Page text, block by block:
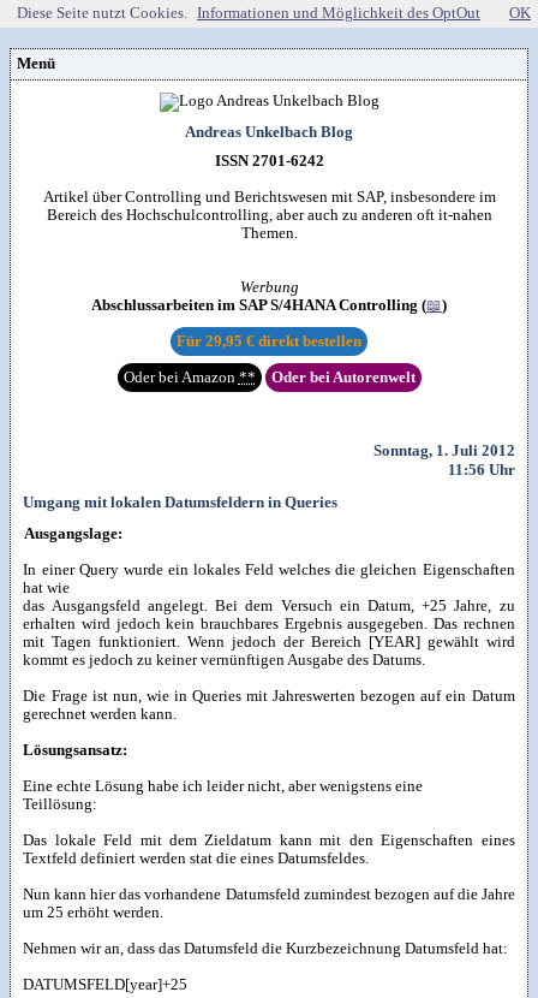
Menü
unkelbach.expert
Internet (149)
Office (90)
Apps für Android
Webempfehlungen
Workshop & Seminar
Autorenleben
Weitere Projekte
Datenschutzerklärung
Andreas Unkelbach Blog
ISSN 2701-6242
Artikel über Controlling und Berichtswesen mit SAP, insbesondere im
Bereich des Hochschulcontrolling, aber auch zu anderen oft it-nahen
Themen.
Werbung
Abschlussarbeiten im SAP S/4HANA Controlling (📖)
Für 29,95 € direkt bestellen
Oder bei Amazon ** Oder bei Autorenwelt
Sonntag, 1. Juli 2012
11:56 Uhr
Umgang mit lokalen Datumsfeldern in Queries
Ausgangslage:
In einer Query wurde ein lokales Feld welches die gleichen Eigenschaften
hat wie
das Ausgangsfeld angelegt. Bei dem Versuch ein Datum, +25 Jahre, zu
erhalten wird jedoch kein brauchbares Ergebnis ausgegeben. Das rechnen
mit Tagen funktioniert. Wenn jedoch der Bereich [YEAR] gewählt wird
kommt es jedoch zu keiner vernünftigen Ausgabe des Datums.
Die Frage ist nun, wie in Queries mit Jahreswerten bezogen auf ein Datum
gerechnet werden kann.
Lösungsansatz:
Eine echte Lösung habe ich leider nicht, aber wenigstens eine
Teillösung:
Das lokale Feld mit dem Zieldatum kann mit den Eigenschaften eines
Textfeld definiert werden stat die eines Datumsfeldes.
Nun kann hier das vorhandene Datumsfeld zumindest bezogen auf die Jahre
um 25 erhöht werden.
Nehmen wir an, dass das Datumsfeld die Kurzbezeichnung Datumsfeld hat:
DATUMSFELD[year]+25
Diese Seite nutzt Cookies. Informationen und Möglichkeit des OptOut OK